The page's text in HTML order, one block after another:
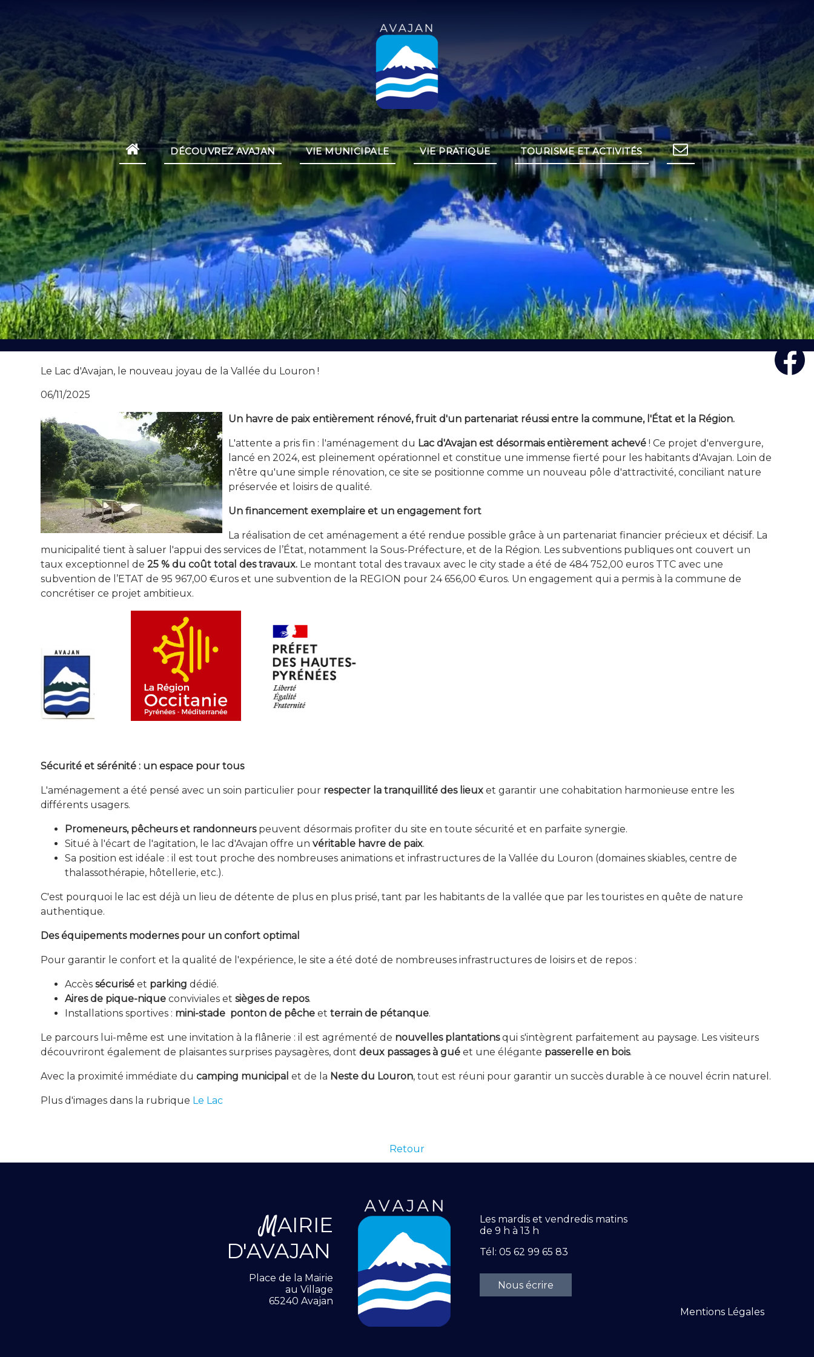
DÉCOUVREZ AVAJAN VIE MUNICIPALE VIE PRATIQUE TOURISME ET ACTIVITÉS
Le Lac d'Avajan, le nouveau joyau de la Vallée du Louron !
06/11/2025
Un havre de paix entièrement rénové, fruit d'un partenariat réussi entre la commune, l'État et la Région.
L'attente a pris fin : l'aménagement du Lac d'Avajan est désormais entièrement achevé ! Ce projet d'envergure,
lancé en 2024, est pleinement opérationnel et constitue une immense fierté pour les habitants d'Avajan. Loin de
n'être qu'une simple rénovation, ce site se positionne comme un nouveau pôle d'attractivité, conciliant nature
préservée et loisirs de qualité.
Un financement exemplaire et un engagement fort
La réalisation de cet aménagement a été rendue possible grâce à un partenariat financier précieux et décisif. La
municipalité tient à saluer l'appui des services de l’État, notamment la Sous-Préfecture, et de la Région. Les subventions publiques ont couvert un
taux exceptionnel de25 % du coût total des travaux. Le montant total des travaux avec le city stade a été de 484 752,00 euros TTC avec une
subvention de l’ETAT de 95 967,00 €uros et une subvention de la REGION pour 24 656,00 €uros. Un engagement qui a permis à la commune de
concrétiser ce projet ambitieux.
Sécurité et sérénité : un espace pour tous
L'aménagement a été pensé avec un soin particulier pour respecter la tranquillité des lieux et garantir une cohabitation harmonieuse entre les
différents usagers.
Promeneurs, pêcheurs et randonneurspeuvent désormais profiter du site en toute sécurité et en parfaite synergie.
Situé à l'écart de l'agitation, le lac d'Avajan offre unvéritable havre de paix.
Sa position est idéale : il est tout proche des nombreuses animations et infrastructures de la Vallée du Louron (domaines skiables, centre de
thalassothérapie, hôtellerie, etc.).
C'est pourquoi le lac est déjà un lieu de détente de plus en plus prisé, tant par les habitants de la vallée que par les touristes en quête de nature
authentique.
Des équipements modernes pour un confort optimal
Pour garantir le confort et la qualité de l'expérience, le site a été doté de nombreuses infrastructures de loisirs et de repos :
Accèssécurisé et parking dédié.
Aires de pique-nique conviviales etsièges de repos.
Installations sportives : mini-stade ponton de pêche etterrain de pétanque.
Le parcours lui-même est une invitation à la flânerie : il est agrémenté de nouvelles plantationsqui s'intègrent parfaitement au paysage. Les visiteurs
découvriront également de plaisantes surprises paysagères, dontdeux passages à gué et une élégante passerelle en bois.
Avec la proximité immédiate ducamping municipal et de la Neste du Louron, tout est réuni pour garantir un succès durable à ce nouvel écrin naturel.
Plus d'images dans la rubrique Le Lac
Retour
MAIRIE
D'AVAJAN
Place de la Mairie
au Village
65240 Avajan
Les mardis et vendredis matins
de 9 h à 13 h
Tél: 05 62 99 65 83
Nous écrire
Mentions Légales